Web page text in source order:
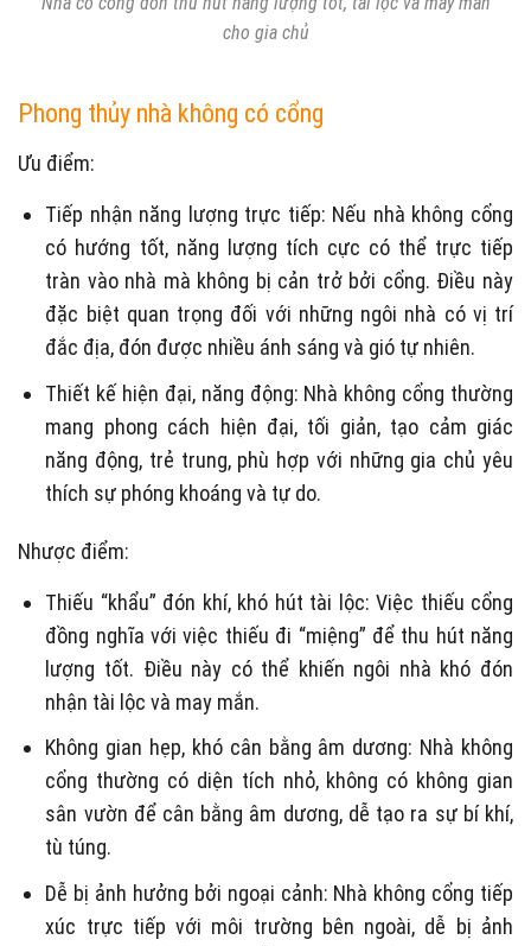
cho gia chủ
Phong thủy nhà không có cổng
Ưu điểm:
Tiếp nhận năng lượng trực tiếp: Nếu nhà không cổng
có hướng tốt, năng lượng tích cực có thể trực tiếp
tràn vào nhà mà không bị cản trở bởi cổng. Điều này
đặc biệt quan trọng đối với những ngôi nhà có vị trí
đắc địa, đón được nhiều ánh sáng và gió tự nhiên.
Thiết kế hiện đại, năng động: Nhà không cổng thường
mang phong cách hiện đại, tối giản, tạo cảm giác
năng động, trẻ trung, phù hợp với những gia chủ yêu
thích sự phóng khoáng và tự do.
Nhược điểm:
Thiếu “khẩu” đón khí, khó hút tài lộc: Việc thiếu cổng
đồng nghĩa với việc thiếu đi “miệng” để thu hút năng
lượng tốt. Điều này có thể khiến ngôi nhà khó đón
nhận tài lộc và may mắn.
Không gian hẹp, khó cân bằng âm dương: Nhà không
cổng thường có diện tích nhỏ, không có không gian
sân vườn để cân bằng âm dương, dễ tạo ra sự bí khí,
tù túng.
Dễ bị ảnh hưởng bởi ngoại cảnh: Nhà không cổng tiếp
xúc trực tiếp với môi trường bên ngoài, dễ bị ảnh